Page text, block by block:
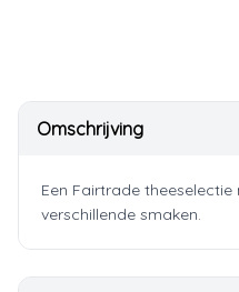
Omschrijving
Een Fairtrade theeselectie
verschillende smaken.